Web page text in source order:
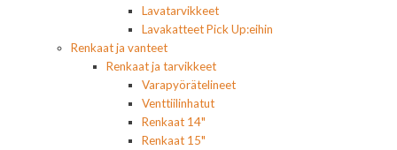
Lavatarvikkeet
Lavakatteet Pick Up:eihin
Renkaat ja vanteet
Renkaat ja tarvikkeet
Varapyörätelineet
Venttiilinhatut
Renkaat 14"
Renkaat 15"